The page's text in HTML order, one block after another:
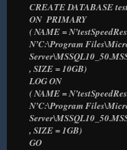
CREATE DATABASE
ON PRIMARY
( NAME =
N’C:\Program
, SIZE = 10GB)
LOG ON
( NAME =
N’C:\Program
, SIZE = 1GB)
GO